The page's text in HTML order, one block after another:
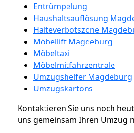
Entrümpelung
Haushaltsauflösung
Halteverbotszone
Möbellift Magdeburg
Möbeltaxi
Möbelmitfahrzentrale
Umzugshelfer Magdeburg
Umzugskartons
Kontaktieren Sie uns noch
uns gemeinsam Ihren Umzug